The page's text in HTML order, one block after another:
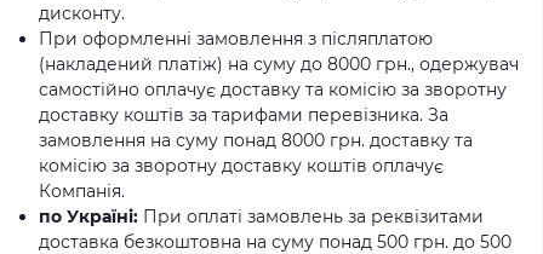
дисконту.
При оформленні замовлення з післяплатою
(накладений платіж) на суму до 8000 грн., одержувач
самостійно оплачує доставку та комісію за зворотну
доставку коштів за тарифами перевізника. За
замовлення на суму понад 8000 грн. доставку та
комісію за зворотну доставку коштів оплачує
Компанія.
по Україні: При оплаті замовлень за реквізитами
доставка безкоштовна на суму понад 500 грн. до 500